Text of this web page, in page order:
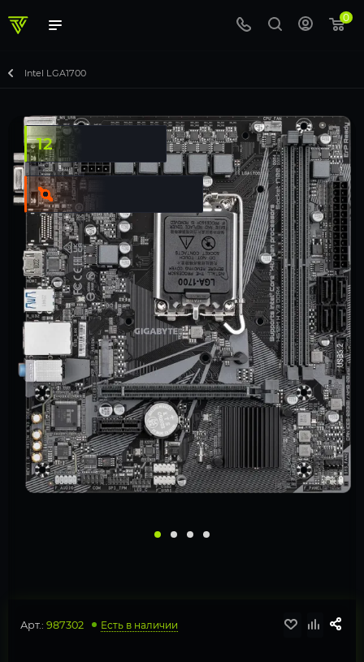
0
Intel LGA1700
Арт.: 987302 Есть в наличии